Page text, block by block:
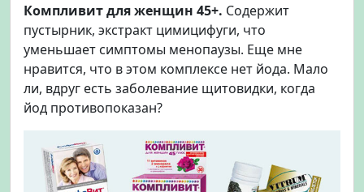
Компливит для женщин 45+. Содержит
пустырник, экстракт цимицифуги, что
уменьшает симптомы менопаузы. Еще мне
нравится, что в этом комплексе нет йода. Мало
ли, вдруг есть заболевание щитовидки, когда
йод противопоказан?